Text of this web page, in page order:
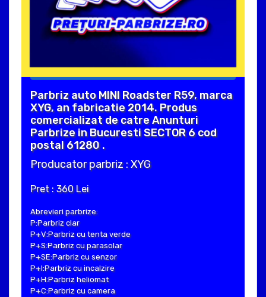
Parbriz auto MINI Roadster R59, marca
XYG, an fabricatie 2014. Produs
comercializat de catre Anunturi
Parbrize in Bucuresti SECTOR 6 cod
postal 61280 .
Producator parbriz : XYG
Pret : 360 Lei
Abrevieri parbrize:
P:Parbriz clar
P+V:Parbriz cu tenta verde
P+S:Parbriz cu parasolar
P+SE:Parbriz cu senzor
P+I:Parbriz cu incalzire
P+H:Parbriz heliomat
P+C:Parbriz cu camera